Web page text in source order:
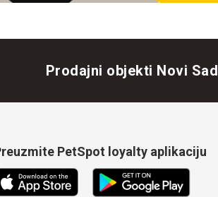
Prodajni objekti Novi Sad
PetSpot loyalty aplikaciju